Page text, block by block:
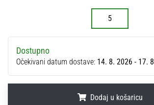
ženski
EURO
2025
službenim
5
Dostupno
Očekivani datum dostave: 14. 8. 2026 - 17.
Dodaj u košaricu